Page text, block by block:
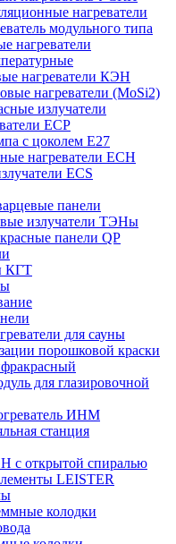
нагреватели
модульного типа
нагреватели
нагреватели КЭН
нагреватели (MoSi2)
излучатели
ECP
с цоколем E27
нагреватели ECH
ECS
панели
излучатели ТЭНы
панели QP
КГТ
для сауны
порошковой краски
для глазировочной
ИНМ
станция
с открытой спиралью
LEISTER
колодки